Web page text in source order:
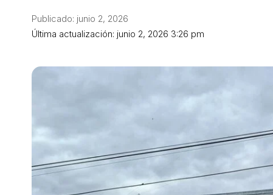
Última actualización: junio 2, 2026 3:26 pm
Publicado: junio 2, 2026